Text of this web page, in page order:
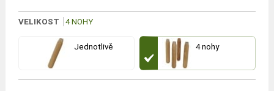
VELIKOST 4 NOHY
Jednotlivě 4 nohy